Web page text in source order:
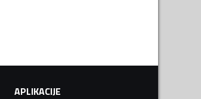
APLIKACIJE